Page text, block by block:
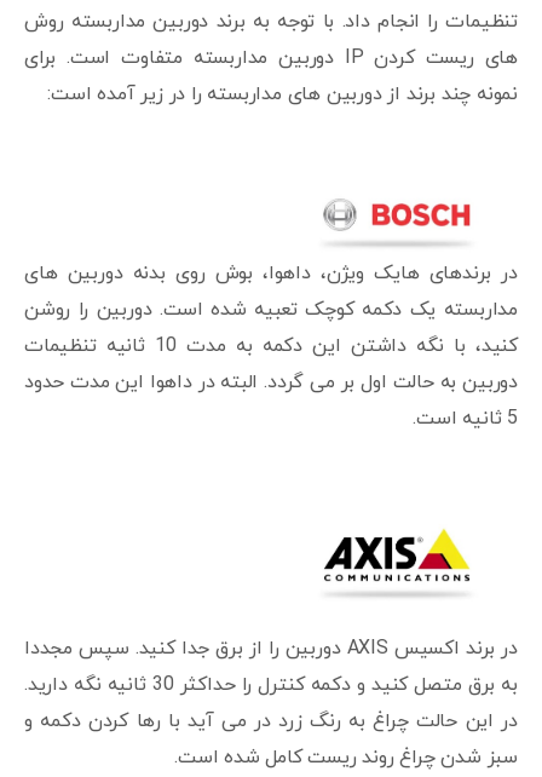
تنظیمات را انجام داد. با توجه به برند دوربین مداربسته روش
های ریست کردن IP دوربین مداربسته متفاوت است. برای
نمونه چند برند از دوربین های مداربسته را در زیر آمده است:
در برندهای هایک ویژن، داهوا، بوش روی بدنه دوربین های
مداربسته یک دکمه کوچک تعبیه شده است. دوربین را روشن
کنید، با نگه داشتن این دکمه به مدت 10 ثانیه تنظیمات
دوربین به حالت اول بر می گردد. البته در داهوا این مدت حدود
5 ثانیه است.
در برند اکسیس AXIS دوربین را از برق جدا کنید. سپس مجددا
به برق متصل کنید و دکمه کنترل را حداکثر 30 ثانیه نگه دارید.
در این حالت چراغ به رنگ زرد در می آید با رها کردن دکمه و
سبز شدن چراغ روند ریست کامل شده است.